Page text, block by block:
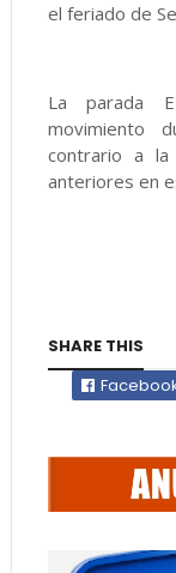
el feriado de
La parada
movimiento
contrario a la
anteriores en
SHARE THIS